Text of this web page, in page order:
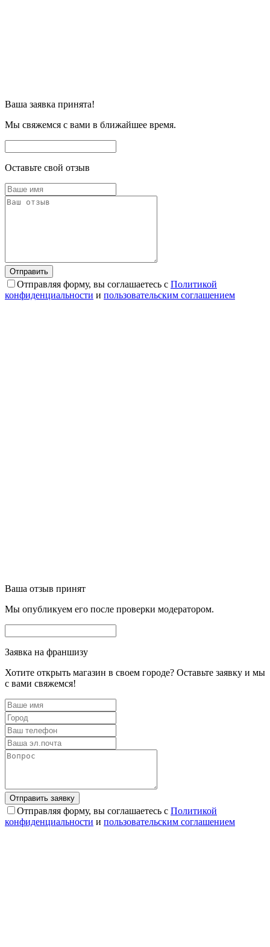
Ваша заявка принята!
Мы свяжемся с вами в ближайшее время.
Оставьте свой отзыв
Отправляя форму, вы соглашаетесь с Политикой
конфиденциальности и пользовательским соглашением
Ваша отзыв принят
Мы опубликуем его после проверки модератором.
Заявка на франшизу
Хотите открыть магазин в своем городе? Оставьте заявку и мы
с вами свяжемся!
Отправляя форму, вы соглашаетесь с Политикой
конфиденциальности и пользовательским соглашением